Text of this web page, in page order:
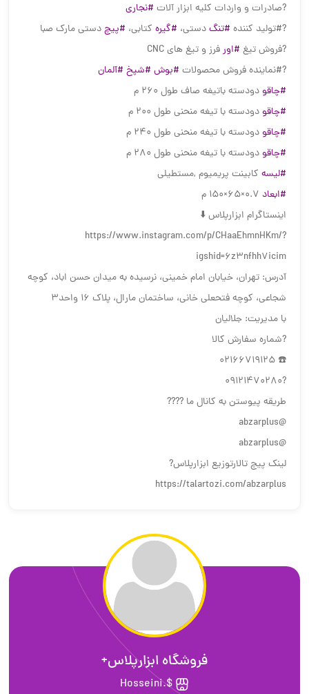
?صادرات و واردات کلیه ابزار آلات #نجاری
?#تولید کننده #تنگدستی، #گیره کتابی، #پیچدستی مارک صبا
?فروش تیغ #اورفرز و تیغ های CNC
?#نماینده فروش محصولات #بوش #شپخ #آلمان
#چاقو دودسته باتیغه صاف طول 260 م
#چاقو دودسته با تیغه منحنی طول 200 م
#چاقو دودسته با تیغه منحنی طول 240 م
#چاقو دودسته با تیغه منحنی طول 280 م
#لیسه کابینت پریمیوم ,مستطیلی
#ابعاد
اینستاگرام ابزارپلاس ⬇️
https://www.instagram.com/p/CHaaEhmnHKm/?
igshid=6z3nfhh7icim
آدرس: تهران، خیابان امام خمینی، نرسیده به میدان حسن اباد، کوچه
شجاعی، کوچه فتحعلی خانی، ساختمان مارال، پلاک ۱۶ واحد۳
با مدیریت: جلالیان
?شماره سفارش کالا
☎️ 02166719125
?09121470280
طریقه پیوستن به کانال ما ????
@abzarplus
@abzarplus
لینک پیچ تالارتوزیع ابزارپلاس?
https://talartozi.com/abzarplus
فروشگاه ابزارپلاس+
$.Hosseini